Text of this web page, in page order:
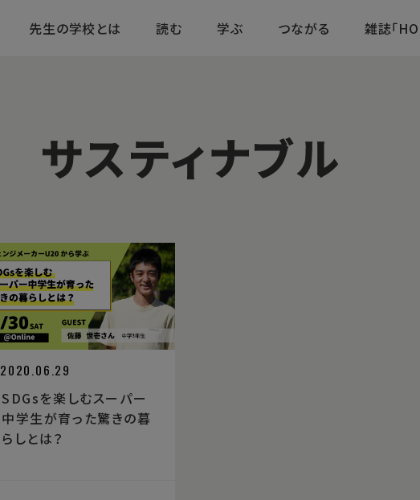
先生の学校とは 読む 学ぶ つながる 雑誌「
サスティナブル
2020.06.29
SDGsを楽しむスーパー
中学生が育った驚きの暮
らしとは？